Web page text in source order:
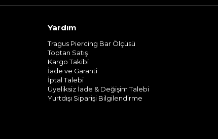
Yardım
Tragus Piercing Bar Ölçüsü
Toptan Satış
Kargo Takibi
İade ve Garanti
İptal Talebi
Üyeliksiz İade & Değişim Talebi
Yurtdışı Siparişi Bilgilendirme